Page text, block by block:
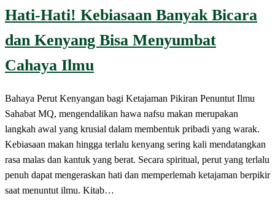
Hati-Hati! Kebiasaan Banyak Bicara
dan Kenyang Bisa Menyumbat
Cahaya Ilmu
Bahaya Perut Kenyangan bagi Ketajaman Pikiran Penuntut Ilmu
Sahabat MQ, mengendalikan hawa nafsu makan merupakan
langkah awal yang krusial dalam membentuk pribadi yang warak.
Kebiasaan makan hingga terlalu kenyang sering kali mendatangkan
rasa malas dan kantuk yang berat. Secara spiritual, perut yang terlalu
penuh dapat mengeraskan hati dan memperlemah ketajaman berpikir
saat menuntut ilmu. Kitab…